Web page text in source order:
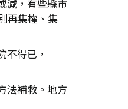
減，有些縣市
再集權、集
得已，
法補救。地方